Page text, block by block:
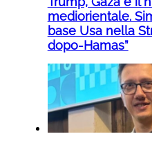
mediorientale.
base Usa nella
dopo-Hamas”